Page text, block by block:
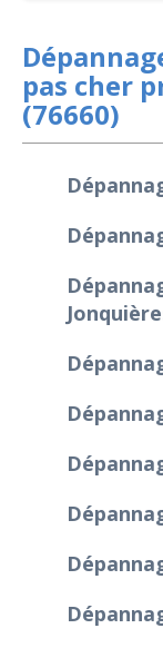
pas cher
(76660)